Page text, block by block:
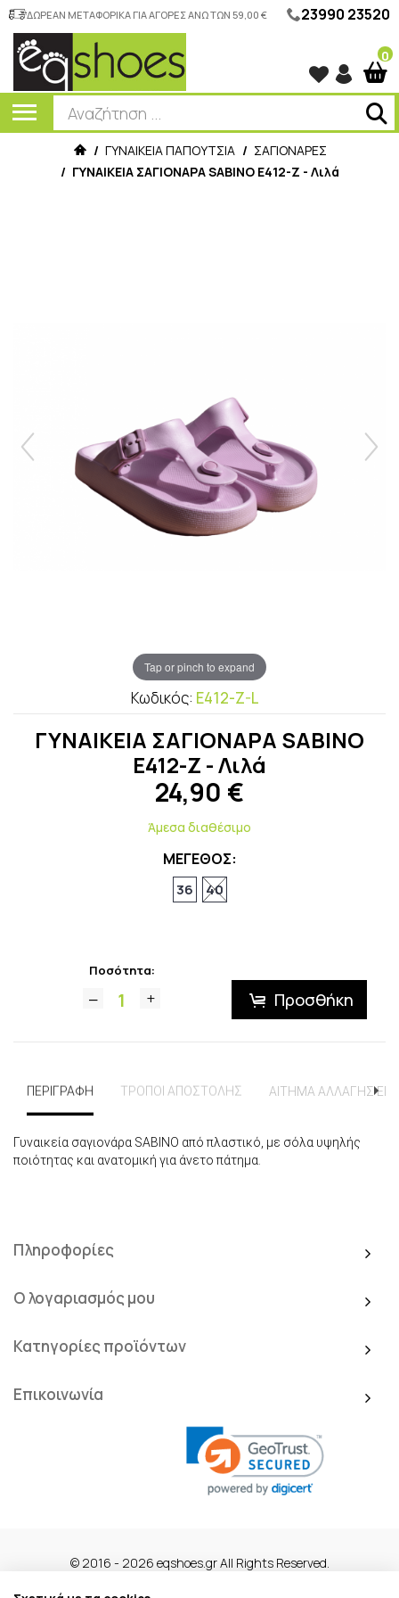
ΔΩΡΕΑΝ ΜΕΤΑΦΟΡΙΚΑ ΓΙΑ ΑΓΟΡΕΣ ΑΝΩ ΤΩΝ 59,00 € 23990 23520
0
/ ΓΥΝΑΙΚΕΙΑ ΠΑΠΟΥΤΣΙΑ / ΣΑΓΙΟΝΑΡΕΣ
/ ΓΥΝΑΙΚΕΙA ΣΑΓΙΟΝΑΡΑ SABINO E412-Z - Λιλά
Tap or pinch to expand
Κωδικός: E412-Z-L
ΓΥΝΑΙΚΕΙA ΣΑΓΙΟΝΑΡΑ SABINO
E412-Z - Λιλά
24,90 €
Άμεσα διαθέσιμο
ΜΕΓΕΘΟΣ:
36 40
Ποσότητα:
Προσθήκη
ΠΕΡΙΓΡΑΦΗ ΤΡΟΠΟΙ ΑΠΟΣΤΟΛΗΣ ΑΙΤΗΜΑ ΑΛΛΑΓΗΣ
Γυναικεία σαγιονάρα SABINO από πλαστικό, με σόλα υψηλής
ποιότητας και ανατομική για άνετο πάτημα.
Πληροφορίες
Ο λογαριασμός μου
Κατηγορίες προϊόντων
Επικοινωνία
© 2016 - 2026 eqshoes.gr All Rights Reserved.